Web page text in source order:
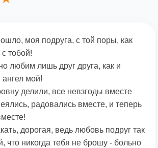
моя подруга, с той поры, как
тобой!
любим лишь друг друга, как и
мой!
делили, все невзгоды вместе
радовались вместе, и теперь
дорогая, ведь любовь подруг так
что никогда тебя не брошу - больно